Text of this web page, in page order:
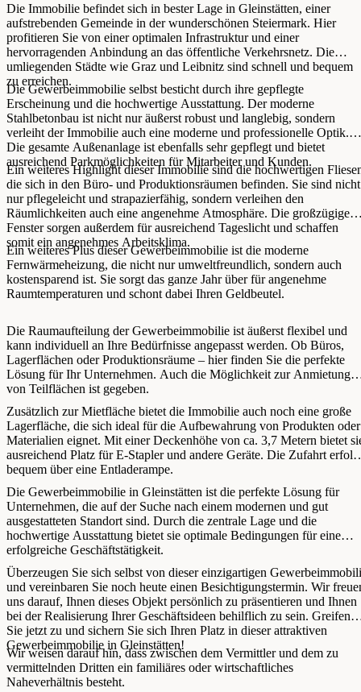
Die Immobilie befindet sich in bester Lage in Gleinstätten, einer
aufstrebenden Gemeinde in der wunderschönen Steiermark. Hier
profitieren Sie von einer optimalen Infrastruktur und einer
hervorragenden Anbindung an das öffentliche Verkehrsnetz. Die
umliegenden Städte wie Graz und Leibnitz sind schnell und bequem
zu erreichen.
Die Gewerbeimmobilie selbst besticht durch ihre gepflegte
Erscheinung und die hochwertige Ausstattung. Der moderne
Stahlbetonbau ist nicht nur äußerst robust und langlebig, sondern
verleiht der Immobilie auch eine moderne und professionelle Optik.
Die gesamte Außenanlage ist ebenfalls sehr gepflegt und bietet
ausreichend Parkmöglichkeiten für Mitarbeiter und Kunden.
Ein weiteres Highlight dieser Immobilie sind die hochwertigen
die sich in den Büro- und Produktionsräumen befinden. Sie sind nicht
nur pflegeleicht und strapazierfähig, sondern verleihen den
Räumlichkeiten auch eine angenehme Atmosphäre. Die großzügigen
Fenster sorgen außerdem für ausreichend Tageslicht und schaffen
somit ein angenehmes Arbeitsklima.
Ein weiteres Plus dieser Gewerbeimmobilie ist die moderne
Fernwärmeheizung, die nicht nur umweltfreundlich, sondern auch
kostensparend ist. Sie sorgt das ganze Jahr über für angenehme
Raumtemperaturen und schont dabei Ihren Geldbeutel.
Die Raumaufteilung der Gewerbeimmobilie ist äußerst flexibel und
kann individuell an Ihre Bedürfnisse angepasst werden. Ob Büros,
Lagerflächen oder Produktionsräume – hier finden Sie die perfekte
Lösung für Ihr Unternehmen. Auch die Möglichkeit zur Anmietung
von Teilflächen ist gegeben.
Zusätzlich zur Mietfläche bietet die Immobilie auch noch eine große
Lagerfläche, die sich ideal für die Aufbewahrung von Produkten oder
Materialien eignet. Mit einer Deckenhöhe von ca. 3,7 Metern bietet
ausreichend Platz für E-Stapler und andere Geräte. Die Zufahrt
bequem über eine Entladerampe.
Die Gewerbeimmobilie in Gleinstätten ist die perfekte Lösung für
Unternehmen, die auf der Suche nach einem modernen und gut
ausgestatteten Standort sind. Durch die zentrale Lage und die
hochwertige Ausstattung bietet sie optimale Bedingungen für eine
erfolgreiche Geschäftstätigkeit.
Überzeugen Sie sich selbst von dieser einzigartigen
und vereinbaren Sie noch heute einen Besichtigungstermin. Wir
uns darauf, Ihnen dieses Objekt persönlich zu präsentieren und Ihnen
bei der Realisierung Ihrer Geschäftsideen behilflich zu sein. Greifen
Sie jetzt zu und sichern Sie sich Ihren Platz in dieser attraktiven
Gewerbeimmobilie in Gleinstätten!
Wir weisen darauf hin, dass zwischen dem Vermittler und dem zu
vermittelnden Dritten ein familiäres oder wirtschaftliches
Naheverhältnis besteht.